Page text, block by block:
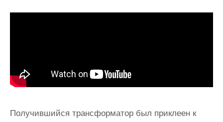
Получившийся трансформатор был приклеен к